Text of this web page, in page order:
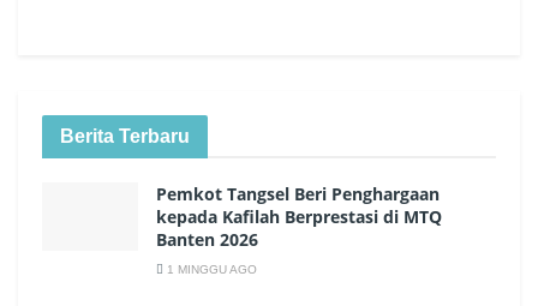
Berita Terbaru
Pemkot Tangsel Beri Penghargaan
kepada Kafilah Berprestasi di MTQ
Banten 2026
1 MINGGU AGO